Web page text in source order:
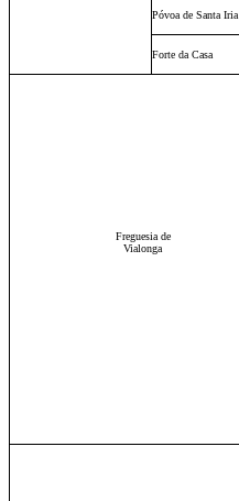
Póvoa de Santa Iria
Forte da Casa
Freguesia de
Vialonga